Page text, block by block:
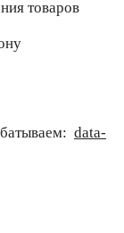
товаров
data-